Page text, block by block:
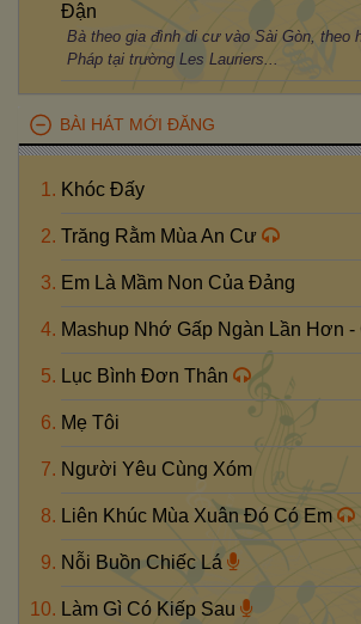
Đận
Bà theo gia đình di cư vào Sài Gòn, theo
Pháp tại trường Les Lauriers...
BÀI HÁT MỚI ĐĂNG
Khóc Đấy
Trăng Rằm Mùa An Cư
Em Là Mầm Non Của Đảng
Mashup Nhớ Gấp Ngàn Lần Hơn -
Lục Bình Đơn Thân
Mẹ Tôi
Người Yêu Cùng Xóm
Liên Khúc Mùa Xuân Đó Có Em
Nỗi Buồn Chiếc Lá
Làm Gì Có Kiếp Sau